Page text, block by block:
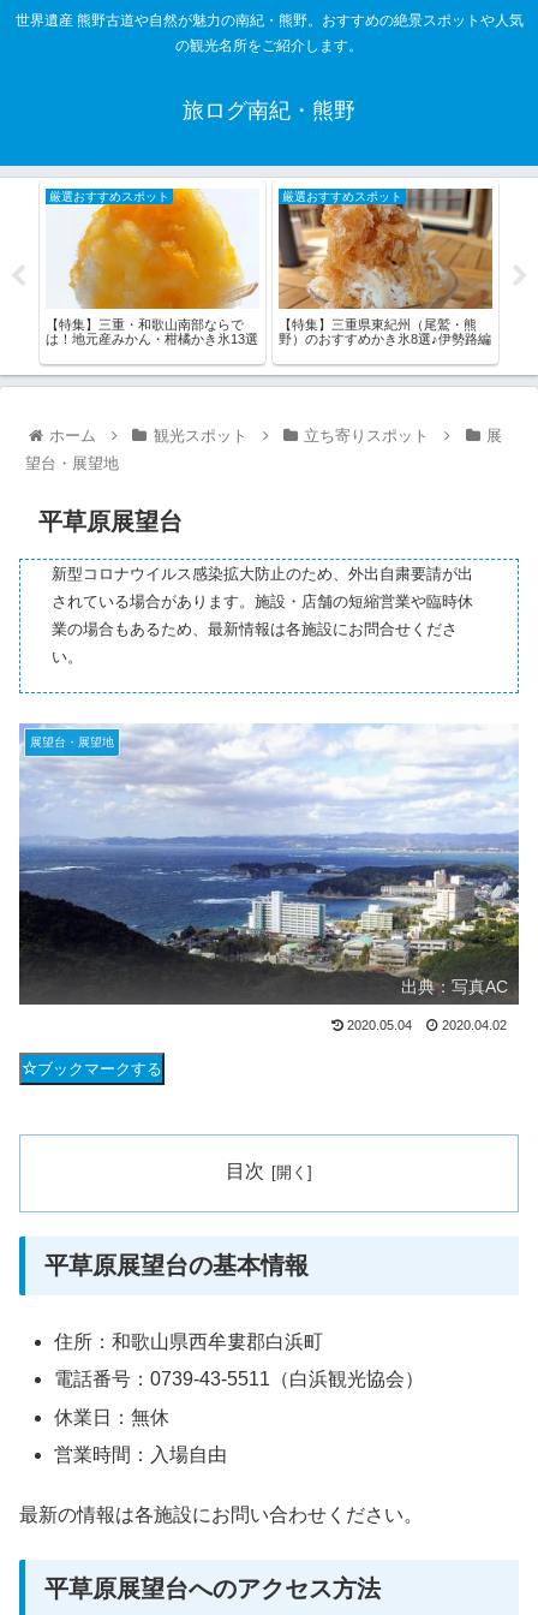
世界遺産 熊野古道や自然が魅力の南紀・熊野。おすすめの絶景スポットや人気
の観光名所をご紹介します。
旅ログ南紀・熊野
厳選おすすめスポット
【特集】三重・和歌山南部ならで
は！地元産みかん・柑橘かき氷13選
厳選おすすめスポット
【特集】三重県東紀州（尾鷲・熊
野）のおすすめかき氷8選♪伊勢路編
ホーム 観光スポット 立ち寄りスポット
展
望台・展望地
平草原展望台
新型コロナウイルス感染拡大防止のため、外出自粛要請が出
されている場合があります。施設・店舗の短縮営業や臨時休
業の場合もあるため、最新情報は各施設にお問合せくださ
い。
展望台・展望地
出典：写真AC
2020.05.04 2020.04.02
ブックマークする
目次
平草原展望台の基本情報
住所：和歌山県西牟婁郡白浜町
電話番号：0739-43-5511（白浜観光協会）
休業日：無休
営業時間：入場自由
最新の情報は各施設にお問い合わせください。
平草原展望台へのアクセス方法